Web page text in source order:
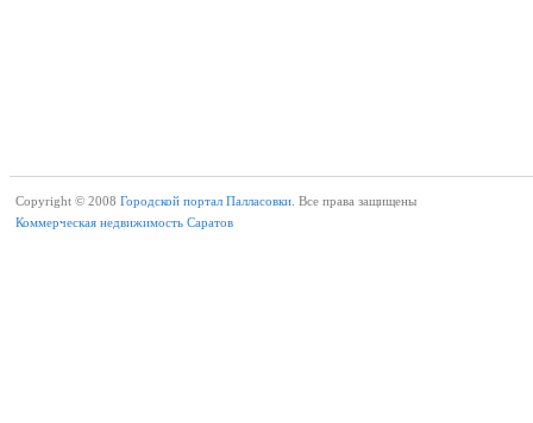
Copyright © 2008 Городской портал Палласовки. Все права защищены
Коммерческая недвижимость Саратов